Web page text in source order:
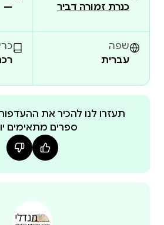
הספר ילדה שבורה הפך לתופעת
שנים. ״ספר אפל וחזק.״ מגזין פייסט
ויפהפיה.״ באסטל ״אינטימי ומלא
כנרת זמורה דביר
—
שפה
עברית
תעזרו לנו להכיר את
ספרים מתאימים